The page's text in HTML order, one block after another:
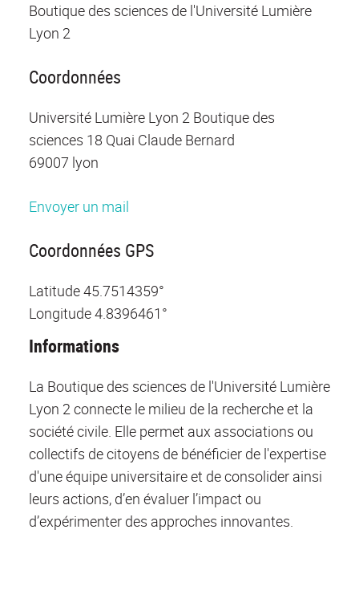
Boutique des sciences de l'Université Lumière
Lyon 2
Coordonnées
Université Lumière Lyon 2 Boutique des
sciences 18 Quai Claude Bernard
69007 lyon
Envoyer un mail
Coordonnées GPS
Latitude45.7514359°
Longitude4.8396461°
Informations
La Boutique des sciences de l'Université Lumière
Lyon 2 connecte le milieu de la recherche et la
société civile. Elle permet aux associations ou
collectifs de citoyens de bénéficier de l'expertise
d'une équipe universitaire et de consolider ainsi
leurs actions, d’en évaluer l’impact ou
d’expérimenter des approches innovantes.